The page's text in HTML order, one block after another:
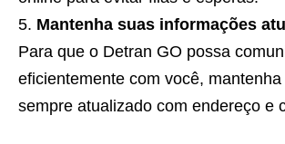
Mantenha suas informações
Para que o Detran GO possa
eficientemente com você,
sempre atualizado com endereço e